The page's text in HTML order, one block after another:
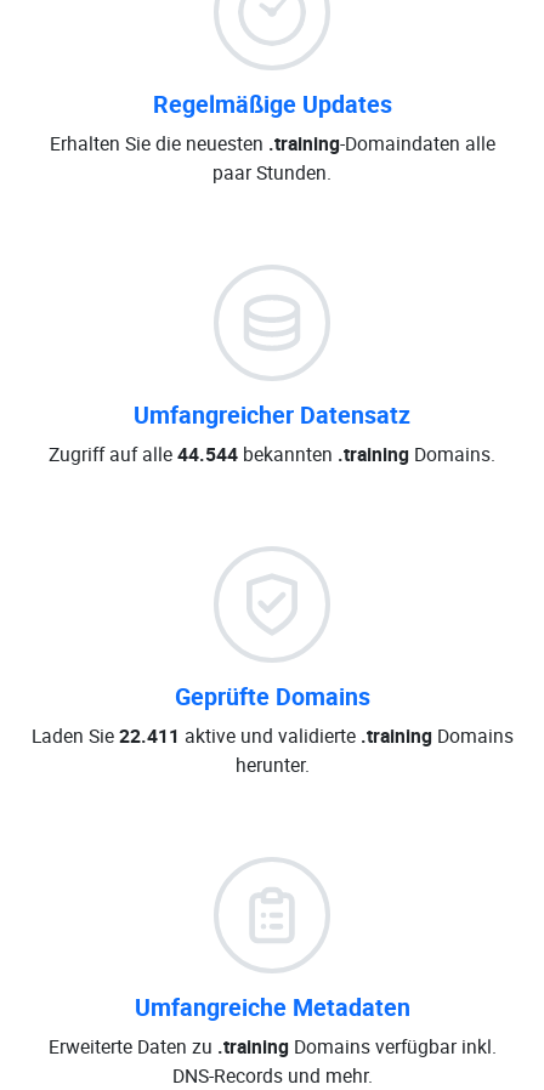
Regelmäßige Updates
Erhalten Sie die neuesten .training-Domaindaten alle
paar Stunden.
Umfangreicher Datensatz
Zugriff auf alle44.544 bekannten .training Domains.
Geprüfte Domains
Laden Sie22.411 aktive und validierte .trainingDomains
herunter.
Umfangreiche Metadaten
Erweiterte Daten zu .trainingDomains verfügbar inkl.
DNS-Records und mehr.